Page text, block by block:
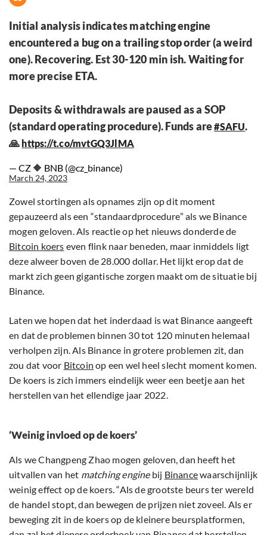
Initial analysis indicates matching engine
encountered a bug on a trailing stop order (a weird
one). Recovering. Est 30-120 min ish. Waiting for
more precise ETA.
Deposits & withdrawals are paused as a SOP
(standard operating procedure). Funds are#SAFU.
🙏 https://t.co/mvtGQ3JlMA
— CZ 🔶 BNB (@cz_binance)
March 24, 2023
Zowel stortingen als opnames zijn op dit moment
gepauzeerd als een “standaardprocedure” als we Binance
mogen geloven. Als reactie op het nieuws donderde de
Bitcoin koers even flink naar beneden, maar inmiddels ligt
deze alweer boven de 28.000 dollar. Het lijkt erop dat de
markt zich geen gigantische zorgen maakt om de situatie bij
Binance.
Laten we hopen dat het inderdaad is wat Binance aangeeft
en dat de problemen binnen 30 tot 120 minuten helemaal
verholpen zijn. Als Binance in grotere problemen zit, dan
zou dat voor Bitcoin op een wel heel slecht moment komen.
De koers is zich immers eindelijk weer een beetje aan het
herstellen van het ellendige jaar 2022.
‘Weinig invloed op de koers’
Als we Changpeng Zhao mogen geloven, dan heeft het
uitvallen van het matching enginebij Binancewaarschijnlijk
weinig effect op de koers. “Als de grootste beurs ter wereld
de handel stopt, dan bewegen de prijzen niet zoveel. Als er
beweging zit in de koers op de kleinere beursplatformen,